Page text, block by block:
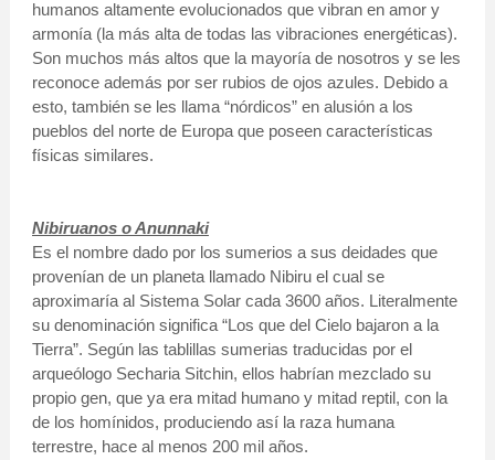
humanos altamente evolucionados que vibran en amor y
armonía (la más alta de todas las vibraciones energéticas).
Son muchos más altos que la mayoría de nosotros y se les
reconoce además por ser rubios de ojos azules. Debido a
esto, también se les llama “nórdicos” en alusión a los
pueblos del norte de Europa que poseen características
físicas similares.
Nibiruanos o Anunnaki
Es el nombre dado por los sumerios a sus deidades que
provenían de un planeta llamado Nibiru el cual se
aproximaría al Sistema Solar cada 3600 años. Literalmente
su denominación significa “Los que del Cielo bajaron a la
Tierra”. Según las tablillas sumerias traducidas por el
arqueólogo Secharia Sitchin, ellos habrían mezclado su
propio gen, que ya era mitad humano y mitad reptil, con la
de los homínidos, produciendo así la raza humana
terrestre, hace al menos 200 mil años.